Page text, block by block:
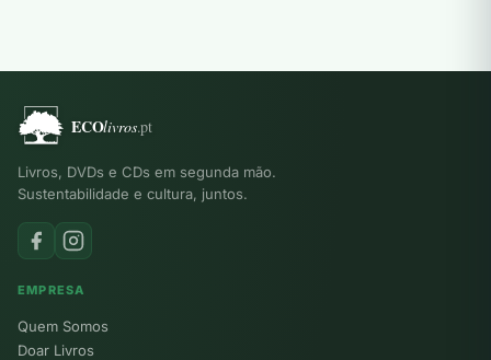
Livros, DVDs e CDs em segunda mão.
Sustentabilidade e cultura, juntos.
EMPRESA
Quem Somos
Doar Livros